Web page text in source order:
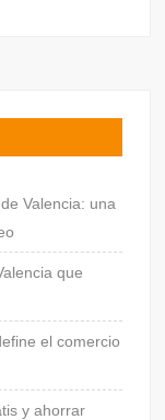
Valencia: una
que
el comercio
y ahorrar